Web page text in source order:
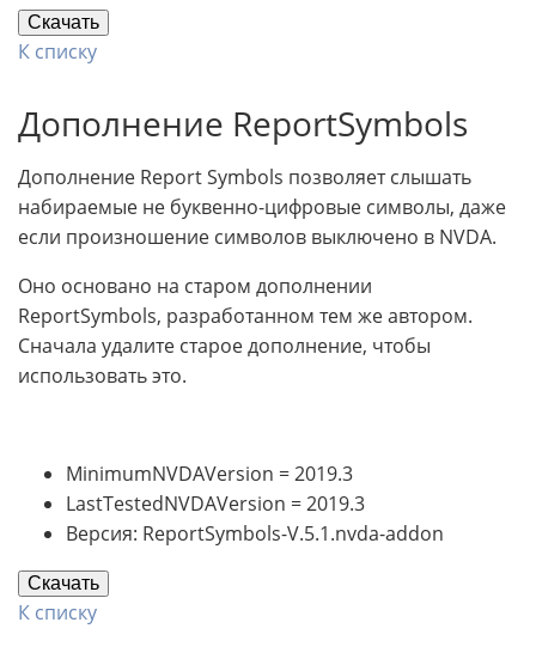
Скачать
К списку
Дополнение ReportSymbols
Дополнение Report Symbols позволяет слышать
набираемые не буквенно-цифровые символы, даже
если произношение символов выключено в NVDA.
Оно основано на старом дополнении
ReportSymbols, разработанном тем же автором.
Сначала удалите старое дополнение, чтобы
использовать это.
MinimumNVDAVersion = 2019.3
LastTestedNVDAVersion = 2019.3
Версия: ReportSymbols-V.5.1.nvda-addon
Скачать
К списку